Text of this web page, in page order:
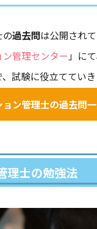
の過去問は公開され
管理センター」に
試験に役立てていき
ョン管理士の過去問
理士の勉強法